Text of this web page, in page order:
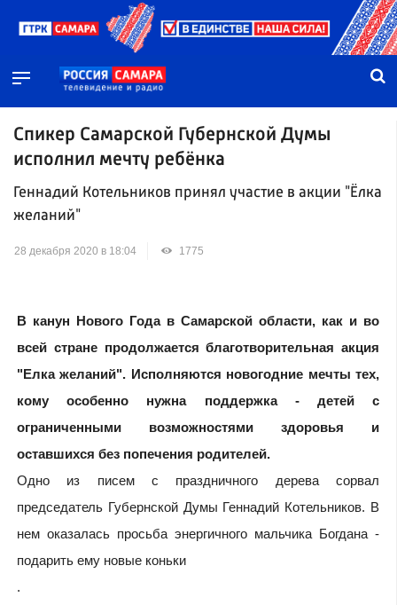
Спикер Самарской Губернской Думы
исполнил мечту ребёнка
Геннадий Котельников принял участие в акции "Ёлка
желаний"
28 декабря 2020 в 18:04 1775
В канун Нового Года в Самарской области, как и во
всей стране продолжается благотворительная акция
"Елка желаний". Исполняются новогодние мечты тех,
кому особенно нужна поддержка - детей с
ограниченными возможностями здоровья и
оставшихся без попечения родителей.
Одно из писем с праздничного дерева сорвал
председатель Губернской Думы Геннадий Котельников. В
нем оказалась просьба энергичного мальчика Богдана -
подарить ему новые коньки
.